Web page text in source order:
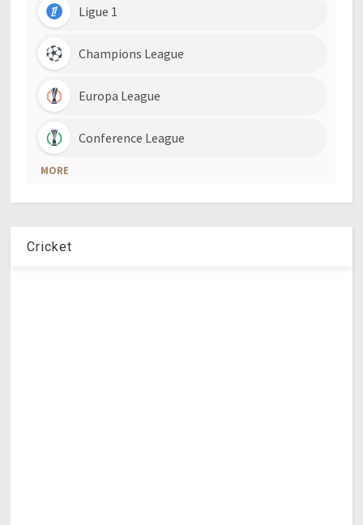
Cricket